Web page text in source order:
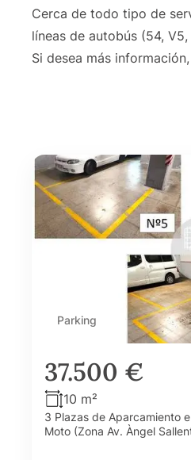
Cerca de todo tipo de
líneas de autobús (54,
Si desea más
Parking
37.500 €
10 m²
3 Plazas de Aparcamiento
Moto (Zona Av. Àngel